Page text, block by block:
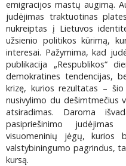
emigracijos mastų augimą.
judėjimas traktuotinas
nukreiptas į Lietuvos
užsienio politikos kūrimą,
interesai. Pažymima, kad
publikacija „Respublikos“
demokratines tendencijas,
krizę, kurios rezultatas –
nusivylimo du dešimtmečius
atsiradimas. Daroma
pasipriešinimo
visuomeninių jėgų, kurios
valstybiningumo pagrindus,
kursą.